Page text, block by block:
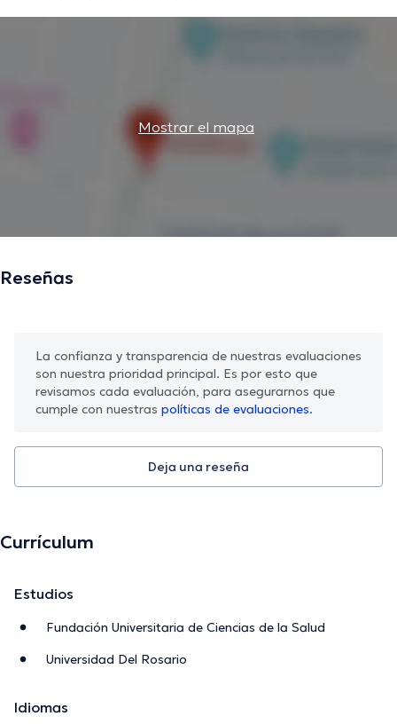
Mostrar el mapa
Reseñas
La confianza y transparencia de nuestras evaluaciones
son nuestra prioridad principal. Es por esto que
revisamos cada evaluación, para asegurarnos que
cumple con nuestras políticas de evaluaciones.
Deja una reseña
Currículum
Estudios
Fundación Universitaria de Ciencias de la Salud
Universidad Del Rosario
Idiomas